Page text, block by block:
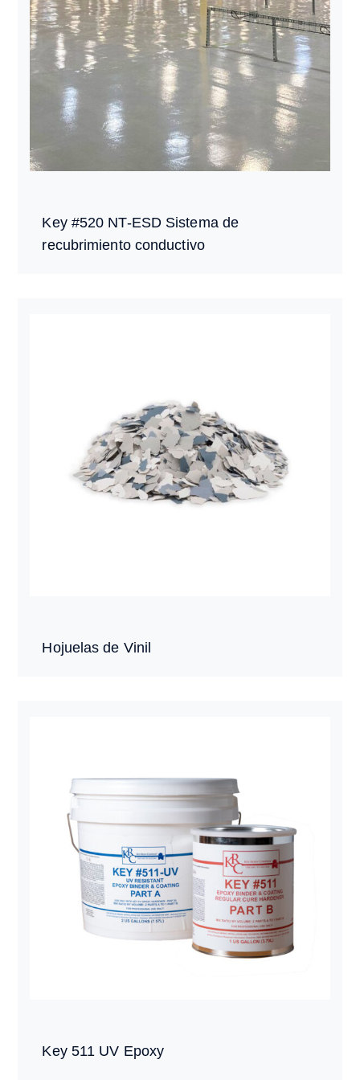
Key #520 NT-ESD Sistema de
recubrimiento conductivo
Hojuelas de Vinil
Key 511 UV Epoxy